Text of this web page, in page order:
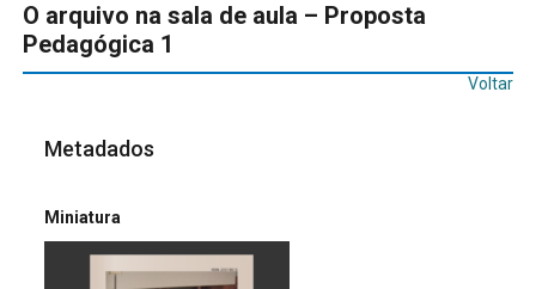
O arquivo na sala de aula – Proposta
Pedagógica 1
Voltar
Metadados
Miniatura